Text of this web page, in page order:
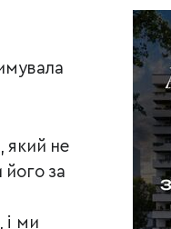
який не
його за
і ми